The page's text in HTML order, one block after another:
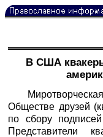
В США
Обществе друзей
по сбору
Представители